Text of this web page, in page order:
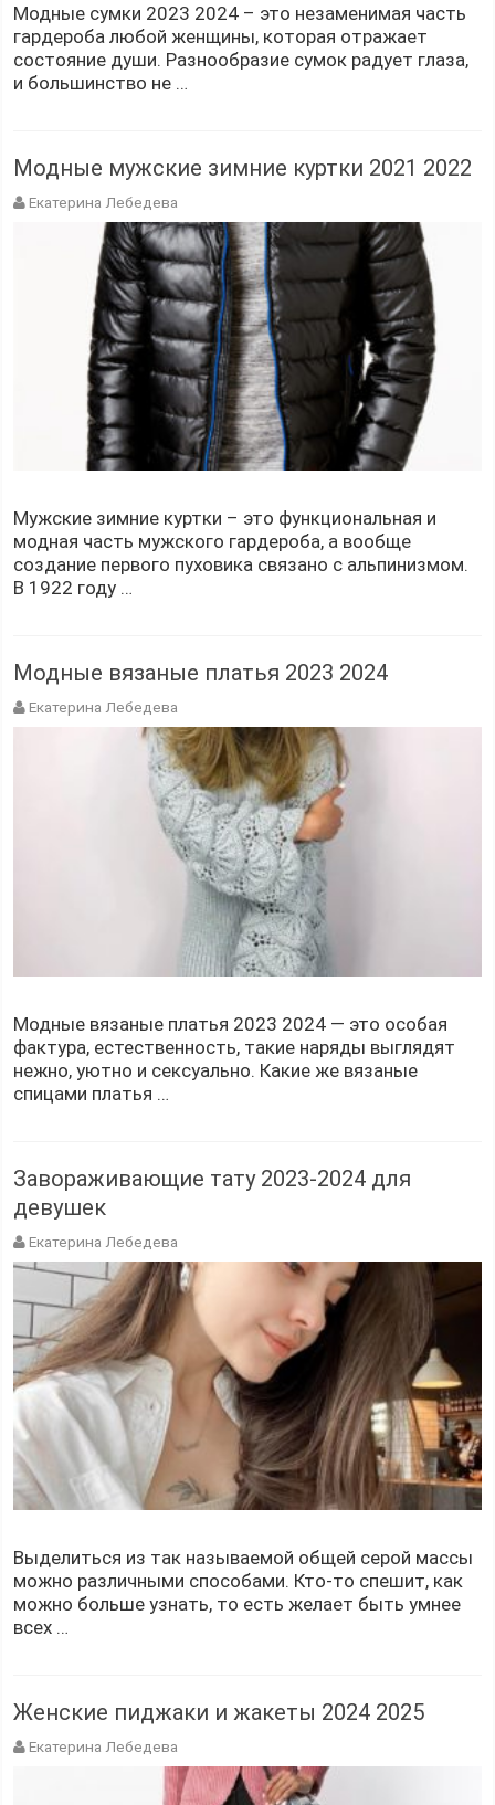
Модные сумки 2023 2024 – это незаменимая часть
гардероба любой женщины, которая отражает
состояние души. Разнообразие сумок радует глаза,
и большинство не …
Модные мужские зимние куртки 2021 2022
Екатерина Лебедева
Мужские зимние куртки – это функциональная и
модная часть мужского гардероба, а вообще
создание первого пуховика связано с альпинизмом.
В 1922 году …
Модные вязаные платья 2023 2024
Екатерина Лебедева
Модные вязаные платья 2023 2024 — это особая
фактура, естественность, такие наряды выглядят
нежно, уютно и сексуально. Какие же вязаные
спицами платья …
Завораживающие тату 2023-2024 для
девушек
Екатерина Лебедева
Выделиться из так называемой общей серой массы
можно различными способами. Кто-то спешит, как
можно больше узнать, то есть желает быть умнее
всех …
Женские пиджаки и жакеты 2024 2025
Екатерина Лебедева